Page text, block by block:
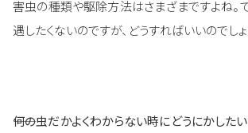
害虫の種類や駆除方法はさまざまですよね。
遇したくないのですが、どうすればいいのでしょ
――何の虫だかよくわからない時にどうにかした